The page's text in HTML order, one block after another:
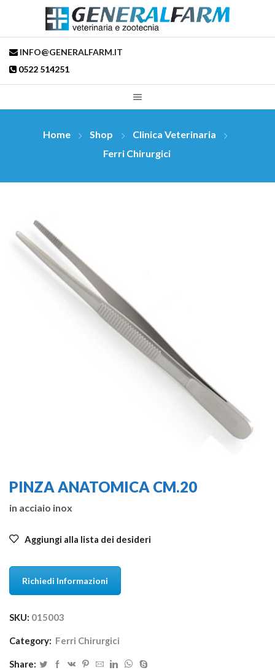
INFO@GENERALFARM.IT
0522 514251
Home Shop
Clinica Veterinaria
Ferri Chirurgici
PINZA ANATOMICA CM.20
in acciaio inox
Aggiungi alla lista dei desideri
Richiedi Informazioni
SKU: 015003
Category: Ferri Chirurgici
Share: